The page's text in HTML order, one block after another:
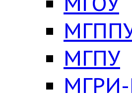
МГПУ
МГРИ-